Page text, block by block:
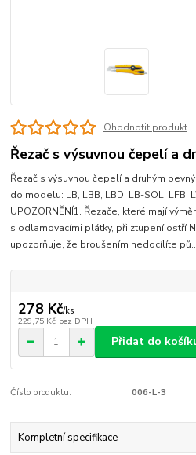
Ohodnotit produkt
Řezač s výsuvnou čepelí a
Řezač s výsuvnou čepelí a druhým
do modelu: LB, LBB, LBD, LB-SOL, LFB,
UPOZORNĚNÍ1. Řezače, které mají
s odlamovacími plátky, při ztupení ostří
upozorňuje, že broušením nedocílíte
278 Kč/ks
229,75 Kč bez DPH
Přidat do
Číslo produktu: 006-L-3
Kompletní specifikace